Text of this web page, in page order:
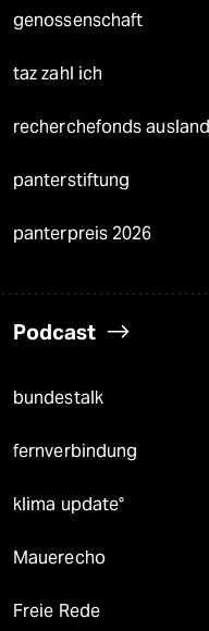
genossenschaft
taz zahl ich
recherchefonds ausland
panterstiftung
panterpreis 2026
Podcast
bundestalk
fernverbindung
klima update°
Mauerecho
Freie Rede